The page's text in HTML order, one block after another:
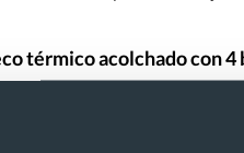
térmico acolchado con
Si tienes alguna duda,